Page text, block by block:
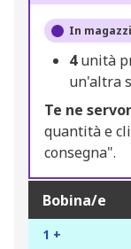
In
4unità
un'altra
Te ne
quantità e
consegna".
Bobina/e
1 +